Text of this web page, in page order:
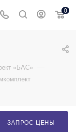
0
«БАС» —
ЗАПРОС ЦЕНЫ